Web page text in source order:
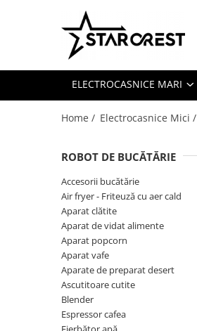
Electrocasnice Mari
Combină frigorifică
Ladă frigorifică
Vitrină de vinuri
Masini de spalat vase
Hotă bucătărie
Plită incorporabilă
Cuptor electric
Cuptor cu microunde
Electrocasnice Mici
Accesorii bucătărie
Aparat clătite
Aparat vafe
Role pungi vidat
Blendere & Tocatoare
Espressor cafea
Fierbător apă
Air fryer - Friteuză cu aer cald
Grătar electric
Mașină de făcut gheață
Prăjitor de pâine
Ingrijire personală
Aparate & Accesorii ingrijire
ELECTROCASNICE MARI
Home / Electrocasnice Mici /
ROBOT DE BUCĂTĂRIE
Accesorii bucătărie
Air fryer - Friteuză cu aer cald
Aparat clătite
Aparat de vidat alimente
Aparat popcorn
Aparat vafe
Aparate de preparat desert
Ascutitoare cutite
Blender
Espressor cafea